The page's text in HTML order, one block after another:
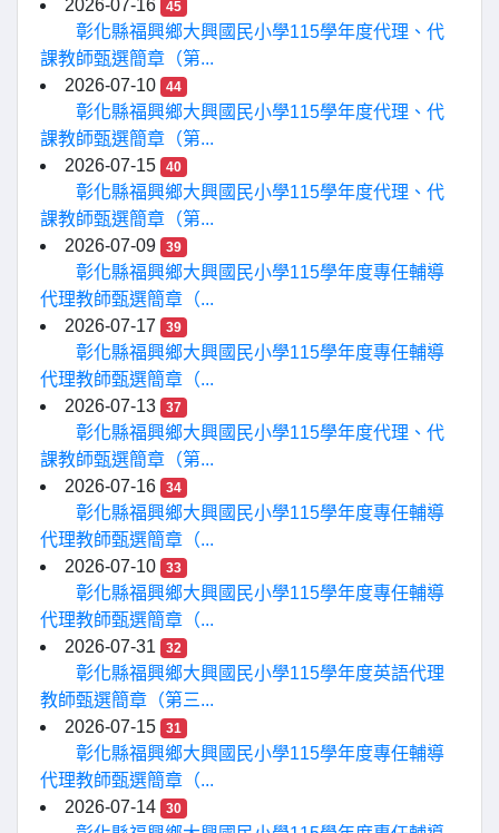
2026-07-16
45
彰化縣福興鄉大興國民小學115學年度代理、代
課教師甄選簡章（第...
2026-07-10
44
彰化縣福興鄉大興國民小學115學年度代理、代
課教師甄選簡章（第...
2026-07-15
40
彰化縣福興鄉大興國民小學115學年度代理、代
課教師甄選簡章（第...
2026-07-09
39
彰化縣福興鄉大興國民小學115學年度專任輔導
代理教師甄選簡章（...
2026-07-17
39
彰化縣福興鄉大興國民小學115學年度專任輔導
代理教師甄選簡章（...
2026-07-13
37
彰化縣福興鄉大興國民小學115學年度代理、代
課教師甄選簡章（第...
2026-07-16
34
彰化縣福興鄉大興國民小學115學年度專任輔導
代理教師甄選簡章（...
2026-07-10
33
彰化縣福興鄉大興國民小學115學年度專任輔導
代理教師甄選簡章（...
2026-07-31
32
彰化縣福興鄉大興國民小學115學年度英語代理
教師甄選簡章（第三...
2026-07-15
31
彰化縣福興鄉大興國民小學115學年度專任輔導
代理教師甄選簡章（...
2026-07-14
30